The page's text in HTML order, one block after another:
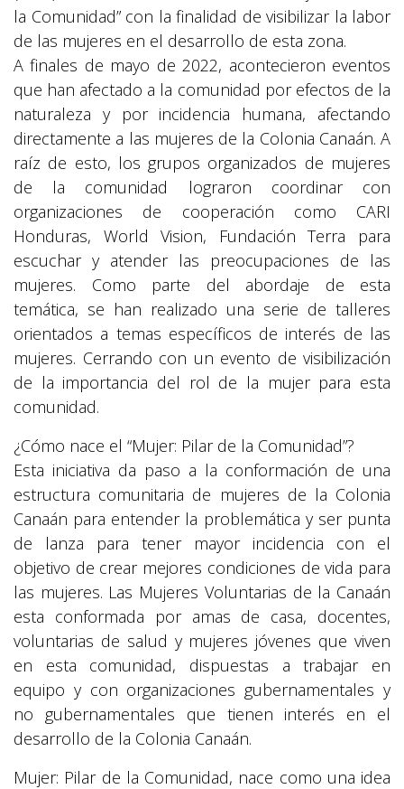
la Comunidad” con la finalidad de visibilizar la labor
de las mujeres en el desarrollo de esta zona.
A finales de mayo de 2022, acontecieron eventos
que han afectado a la comunidad por efectos de la
naturaleza y por incidencia humana, afectando
directamente a las mujeres de la Colonia Canaán. A
raíz de esto, los grupos organizados de mujeres
de la comunidad lograron coordinar con
organizaciones de cooperación como CARI
Honduras, World Vision, Fundación Terra para
escuchar y atender las preocupaciones de las
mujeres. Como parte del abordaje de esta
temática, se han realizado una serie de talleres
orientados a temas específicos de interés de las
mujeres. Cerrando con un evento de visibilización
de la importancia del rol de la mujer para esta
comunidad.
¿Cómo nace el “Mujer: Pilar de la Comunidad”?
Esta iniciativa da paso a la conformación de una
estructura comunitaria de mujeres de la Colonia
Canaán para entender la problemática y ser punta
de lanza para tener mayor incidencia con el
objetivo de crear mejores condiciones de vida para
las mujeres. Las Mujeres Voluntarias de la Canaán
esta conformada por amas de casa, docentes,
voluntarias de salud y mujeres jóvenes que viven
en esta comunidad, dispuestas a trabajar en
equipo y con organizaciones gubernamentales y
no gubernamentales que tienen interés en el
desarrollo de la Colonia Canaán.
Mujer: Pilar de la Comunidad, nace como una idea